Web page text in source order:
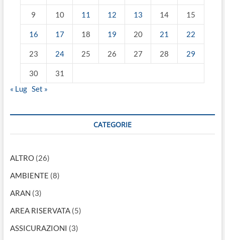
9 10 11 12 13 14 15
16 17 18 19 20 21 22
23 24 25 26 27 28 29
30
31
« Lug Set »
CATEGORIE
ALTRO(26)
AMBIENTE (8)
ARAN (3)
AREA RISERVATA(5)
ASSICURAZIONI (3)